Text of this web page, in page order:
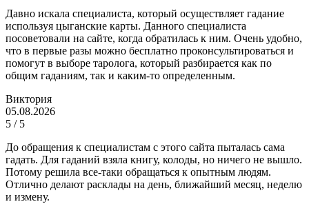
Давно искала специалиста, который осуществляет гадание
используя цыганские карты. Данного специалиста
посоветовали на сайте, когда обратилась к ним. Очень удобно,
что в первые разы можно бесплатно проконсультироваться и
помогут в выборе таролога, который разбирается как по
общим гаданиям, так и каким-то определенным.
Виктория
05.08.2026
5 / 5
До обращения к специалистам с этого сайта пыталась сама
гадать. Для гаданий взяла книгу, колоды, но ничего не вышло.
Потому решила все-таки обращаться к опытным людям.
Отлично делают расклады на день, ближайший месяц, неделю
и измену.